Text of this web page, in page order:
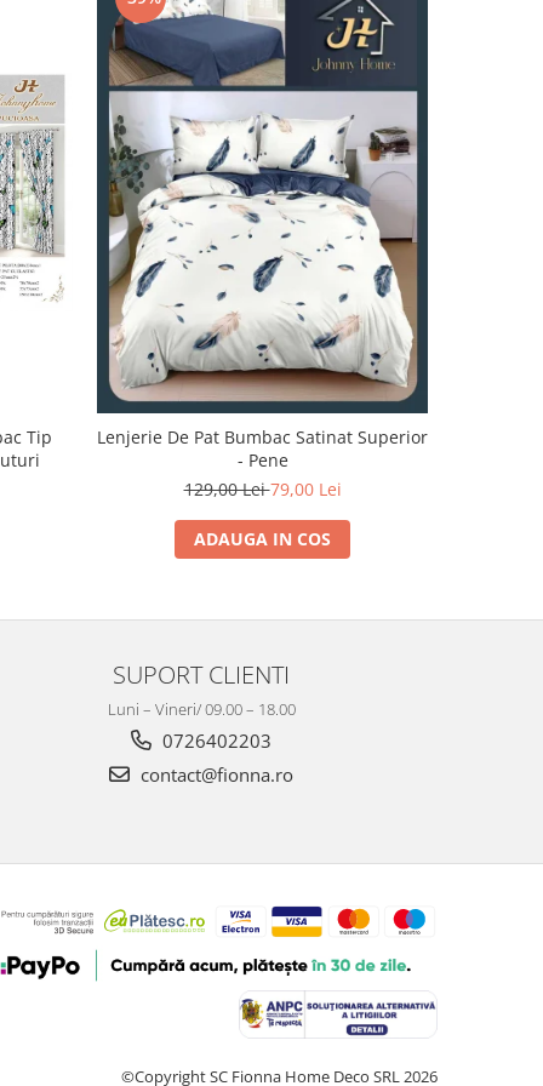
Tip
Lenjerie De Pat Bumbac Satinat Superior
- Pene
129,00 Lei79,00 Lei
ADAUGA IN COS
SUPORT CLIENTI
Luni – Vineri/ 09.00 – 18.00
0726402203
contact@fionna.ro
©Copyright SC Fionna Home Deco SRL 2026